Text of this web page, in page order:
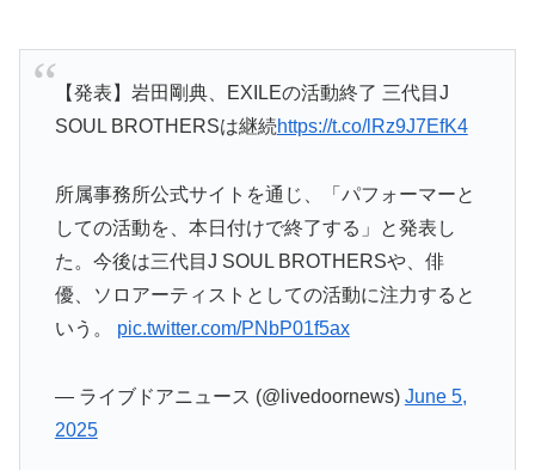
【発表】岩田剛典、EXILEの活動終了 三代目J
SOUL BROTHERSは継続https://t.co/lRz9J7EfK4
所属事務所公式サイトを通じ、「パフォーマーと
しての活動を、本日付けで終了する」と発表し
た。今後は三代目J SOUL BROTHERSや、俳
優、ソロアーティストとしての活動に注力すると
いう。 pic.twitter.com/PNbP01f5ax
— ライブドアニュース (@livedoornews) June 5,
2025